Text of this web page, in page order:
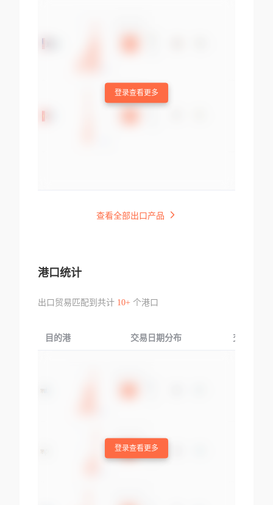
登录查看更多
查看全部出口产品
港口统计
出口贸易匹配到共计 10+个港口
目的港 交易日期分布 交易产品
登录查看更多